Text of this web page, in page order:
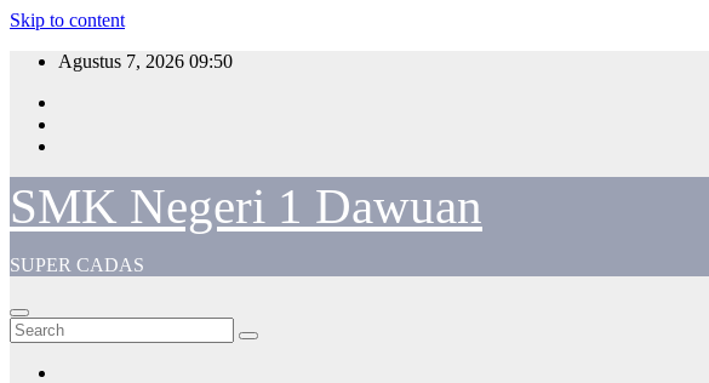
Skip to content
Agustus 7, 2026 09:50
SMK Negeri 1 Dawuan
SUPER CADAS